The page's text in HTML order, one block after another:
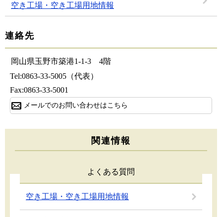
空き工場・空き工場用地情報
連絡先
岡山県玉野市築港1-1-3 4階
Tel:0863-33-5005（代表）
Fax:0863-33-5001
メールでのお問い合わせはこちら
関連情報
よくある質問
空き工場・空き工場用地情報